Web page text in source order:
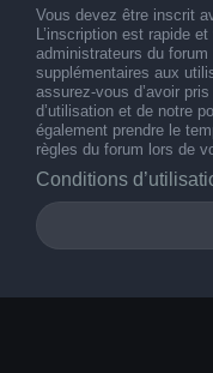
Vous devez être inscrit
L’inscription est rapide
administrateurs du
supplémentaires aux
assurez-vous d’avoir
d’utilisation et de notre
également prendre le
règles du forum lors de
Conditions